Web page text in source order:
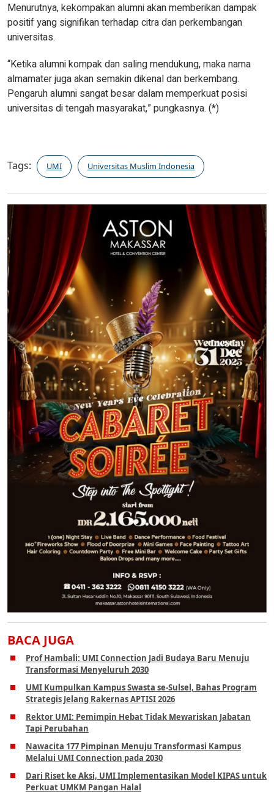
Menurutnya, kekompakan alumni akan memberikan dampak
positif yang signifikan terhadap citra dan perkembangan
universitas.
“Ketika alumni kompak dan saling mendukung, maka nama
almamater juga akan semakin dikenal dan berkembang.
Pengaruh alumni sangat besar dalam memperkuat posisi
universitas di tengah masyarakat,” pungkasnya. (*)
Tags: UMI Universitas Muslim Indonesia
BACA JUGA
Prof Hambali: UMI Connection Jadi Budaya Baru Menuju
Transformasi Menyeluruh 2030
UMI Kumpulkan Kampus Swasta se-Sulsel, Bahas Program
Strategis Jelang Rakernas APTISI 2026
Rektor UMI: Pemimpin Hebat Tidak Mewariskan Jabatan
Tapi Perubahan
Nawacita 177 Pimpinan Menuju Transformasi Kampus
Melalui UMI Connection pada 2030
Dari Riset ke Aksi, UMI Implementasikan Model KIPAS untuk
Perkuat UMKM Pangan Halal